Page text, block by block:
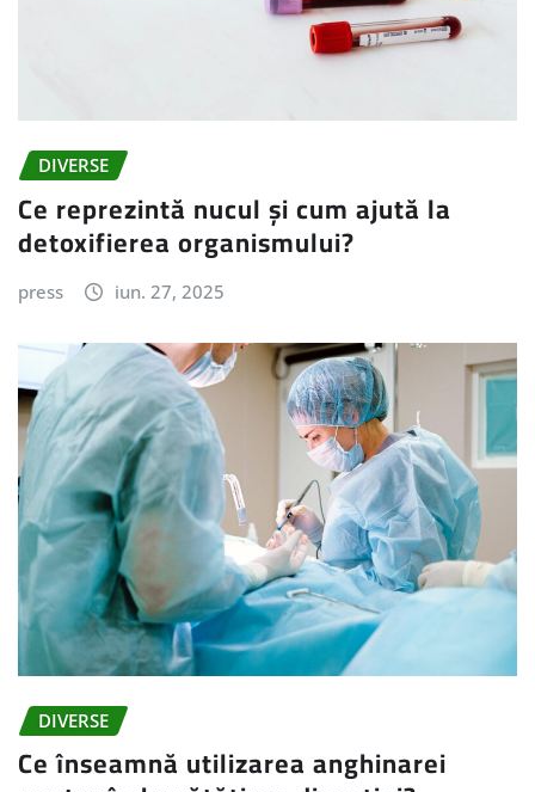
DIVERSE
Ce reprezintă nucul și cum ajută la
detoxifierea organismului?
press iun. 27, 2025
DIVERSE
Ce înseamnă utilizarea anghinarei